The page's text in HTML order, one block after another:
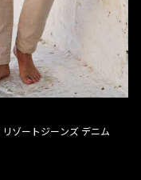
ゾートジーンズ デニム